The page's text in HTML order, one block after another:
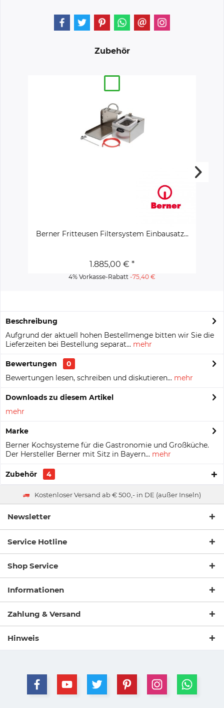
Zubehör
Berner Fritteusen Filtersystem Einbausatz...
1.885,00 € *
4% Vorkasse-Rabatt -75,40 €
Beschreibung
Aufgrund der aktuell hohen Bestellmenge bitten wir Sie die
Lieferzeiten bei Bestellung separat... mehr
Bewertungen
0
Bewertungen lesen, schreiben und diskutieren... mehr
Downloads zu diesem Artikel
mehr
Marke
Berner Kochsysteme für die Gastronomie und Großküche.
Der Hersteller Berner mit Sitz in Bayern... mehr
Zubehör 4
Kostenloser Versand ab € 500,- in DE (außer Inseln)
Newsletter
Service Hotline
Shop Service
Informationen
Zahlung & Versand
Hinweis